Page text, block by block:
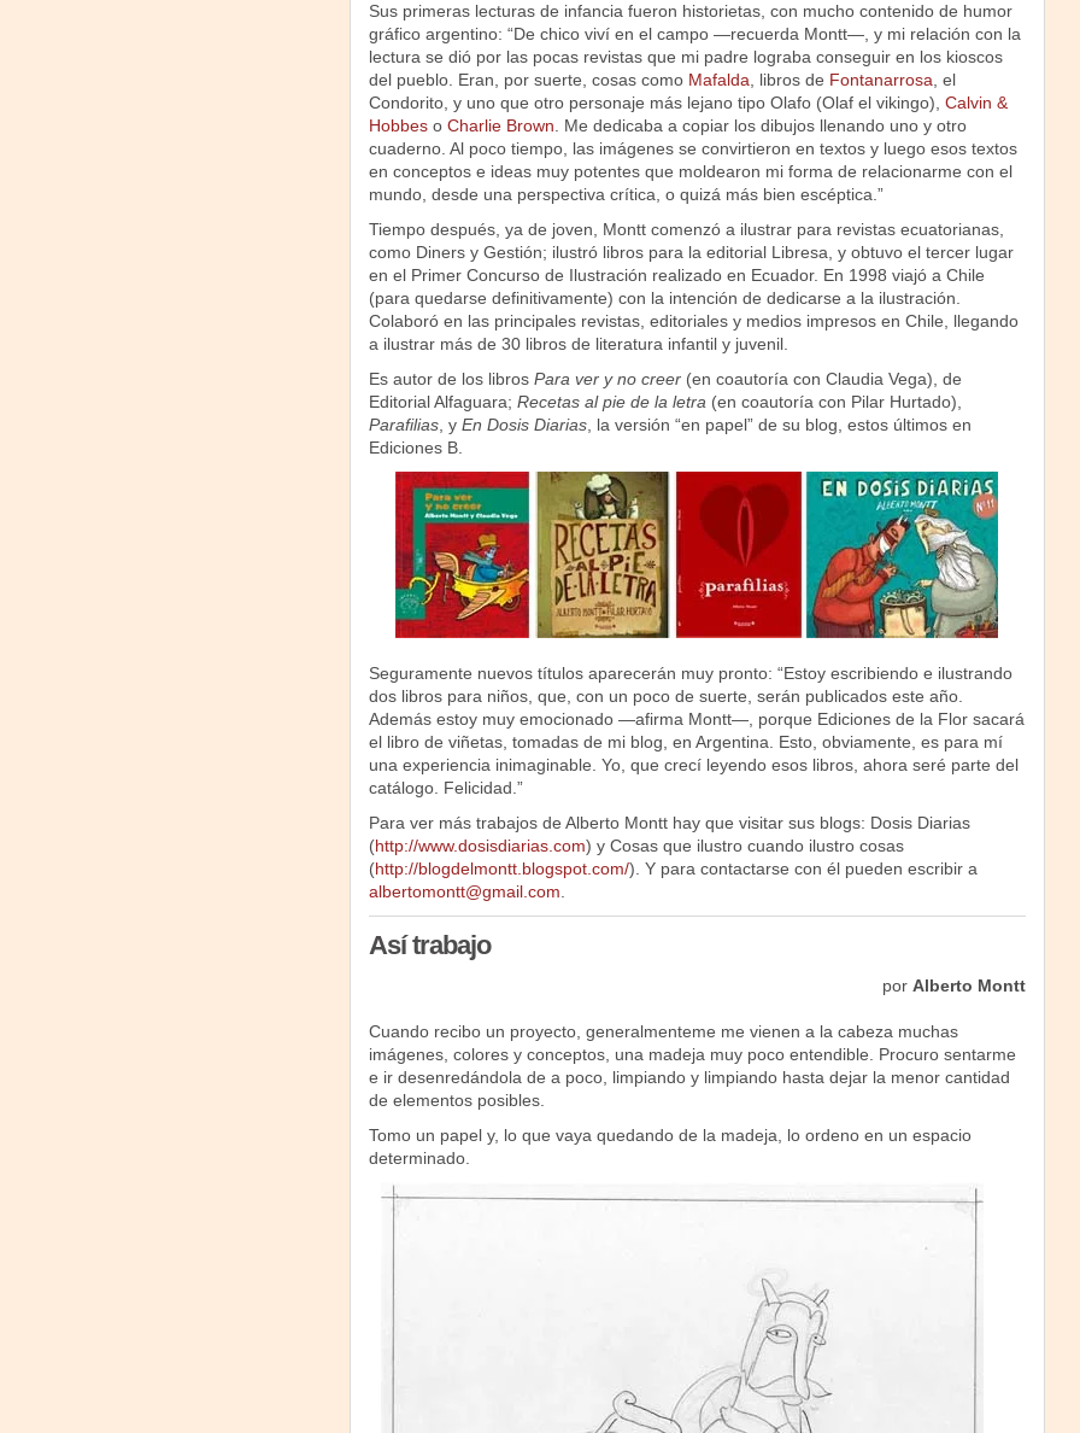
Sus primeras lecturas de infancia fueron historietas, con mucho contenido de humor
gráfico argentino: “De chico viví en el campo —recuerda Montt—, y mi relación con la
lectura se dió por las pocas revistas que mi padre lograba conseguir en los kioscos
del pueblo. Eran, por suerte, cosas como Mafalda , libros de Fontanarrosa , el
Condorito, y uno que otro personaje más lejano tipo Olafo (Olaf el vikingo), Calvin &
Hobbeso Charlie Brown . Me dedicaba a copiar los dibujos llenando uno y otro
cuaderno. Al poco tiempo, las imágenes se convirtieron en textos y luego esos textos
en conceptos e ideas muy potentes que moldearon mi forma de relacionarme con el
mundo, desde una perspectiva crítica, o quizá más bien escéptica.”
Tiempo después, ya de joven, Montt comenzó a ilustrar para revistas ecuatorianas,
como Diners y Gestión; ilustró libros para la editorial Libresa, y obtuvo el tercer lugar
en el Primer Concurso de Ilustración realizado en Ecuador. En 1998 viajó a Chile
(para quedarse definitivamente) con la intención de dedicarse a la ilustración.
Colaboró en las principales revistas, editoriales y medios impresos en Chile, llegando
a ilustrar más de 30 libros de literatura infantil y juvenil.
Es autor de los libros Para ver y no creer(en coautoría con Claudia Vega), de
Editorial Alfaguara; Recetas al pie de la letra (en coautoría con Pilar Hurtado),
Parafilias, y En Dosis Diarias, la versión “en papel” de su blog, estos últimos en
Ediciones B.
Seguramente nuevos títulos aparecerán muy pronto: “Estoy escribiendo e ilustrando
dos libros para niños, que, con un poco de suerte, serán publicados este año.
Además estoy muy emocionado —afirma Montt—, porque Ediciones de la Flor sacará
el libro de viñetas, tomadas de mi blog, en Argentina. Esto, obviamente, es para mí
una experiencia inimaginable. Yo, que crecí leyendo esos libros, ahora seré parte del
catálogo. Felicidad.”
Para ver más trabajos de Alberto Montt hay que visitar sus blogs: Dosis Diarias
(http://www.dosisdiarias.com) y Cosas que ilustro cuando ilustro cosas
(http://blogdelmontt.blogspot.com/). Y para contactarse con él pueden escribir a
albertomontt@gmail.com
Así trabajo
por Alberto Montt
Cuando recibo un proyecto, generalmenteme me vienen a la cabeza muchas
imágenes, colores y conceptos, una madeja muy poco entendible. Procuro sentarme
e ir desenredándola de a poco, limpiando y limpiando hasta dejar la menor cantidad
de elementos posibles.
Tomo un papel y, lo que vaya quedando de la madeja, lo ordeno en un espacio
determinado.